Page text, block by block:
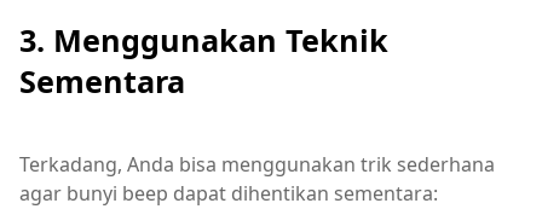
3. Menggunakan Teknik
Sementara
Terkadang, Anda bisa menggunakan trik sederhana
agar bunyi beep dapat dihentikan sementara: